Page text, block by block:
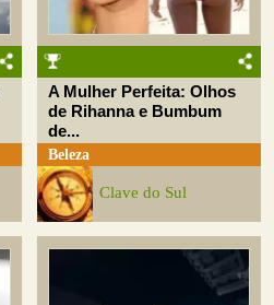
A Mulher Perfeita: Olhos
de Rihanna e Bumbum
de...
Beleza
Clave do Sul